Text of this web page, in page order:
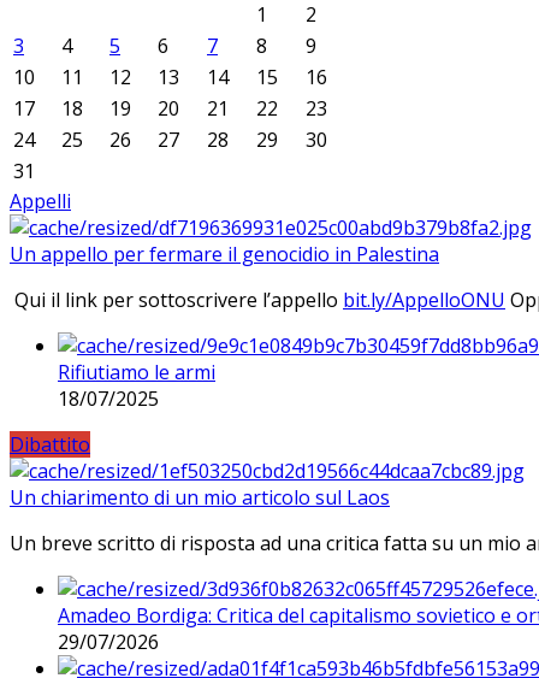
1
2
3
4 5 6 7 8
9
10
11 12 13 14 15
16
17
18 19 20 21 22
23
24
25 26 27 28 29
30
31
Appelli
Un appello per fermare il genocidio in Palestina
Qui il link per sottoscrivere l’appello bit.ly/AppelloONU
Rifiutiamo le armi
18/07/2025
Dibattito
Un chiarimento di un mio articolo sul Laos
Un breve scritto di risposta ad una critica fatta su un mio
Amadeo Bordiga: Critica del capitalismo sovietico e
29/07/2026